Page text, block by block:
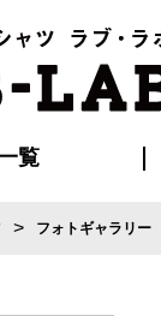
覧
> フォトギャラリー